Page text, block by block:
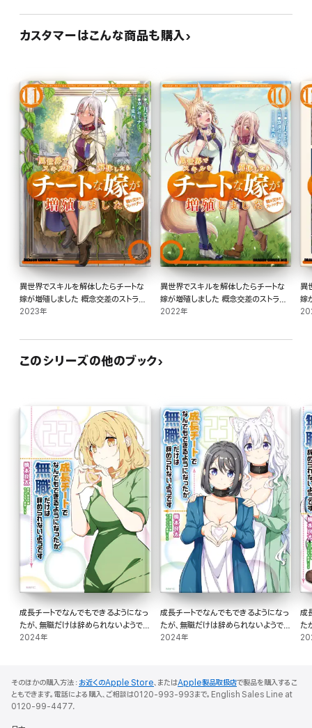
カスタマーはこんな商品も購入
異世界でスキルを解体したらチートな
嫁が増殖しました 概念交差のストラク
チャー(11)
2023年
異世界でスキルを解体したらチートな
嫁が増殖しました 概念交差のストラク
チャー(10)
2022年
異
嫁
チ
このシリーズの他のブック
成長チートでなんでもできるようになっ
たが、無職だけは辞められないようです
22
2024年
成長チートでなんでもできるようになっ
たが、無職だけは辞められないようです
23
2024年
成
た
24
そのほかの購入方法： お近くのApple Store、またはApple製品取扱店で製品を購入するこ
ともできます。電話による購入、ご相談は0120-993-993まで。English Sales Line at
0120-99-4477.